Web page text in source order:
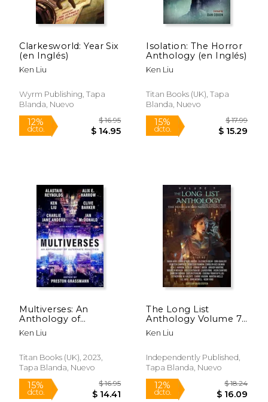
50% 50%
50% 12%
Clarkesworld: Year Six
(en Inglés)
Ken Liu
Wyrm Publishing, Tapa
Blanda, Nuevo
Isolation: The Horror
Anthology (en Inglés)
Ken Liu
Titan Books (UK), Tapa
Blanda, Nuevo
Multiverses: An
Anthology of
Alternate Realities (en
Inglés)
Ken Liu
Titan Books (UK), 2023,
Tapa Blanda, Nuevo
The Long List
Anthology Volume 7:
More Stories From
the Hugo Award
Inglés)
Ken Liu
Independently Published,
Tapa Blanda, Nuevo